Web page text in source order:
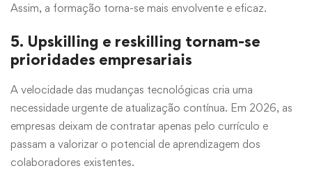
Assim, a formação torna-se mais envolvente e eficaz.
5. Upskilling e reskilling tornam-se
prioridades empresariais
A velocidade das mudanças tecnológicas cria uma
necessidade urgente de atualização contínua. Em 2026, as
empresas deixam de contratar apenas pelo currículo e
passam a valorizar o potencial de aprendizagem dos
colaboradores existentes.